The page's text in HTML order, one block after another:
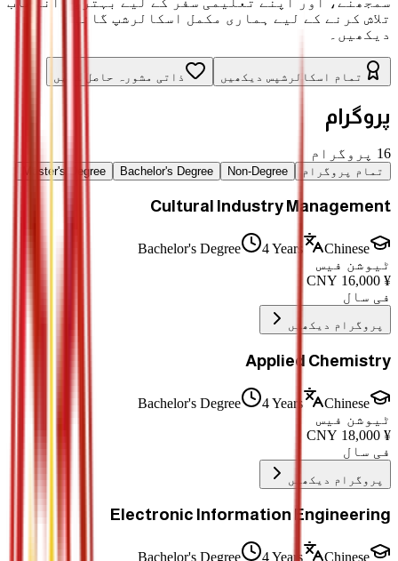
تلاش کرنے کے لیے ہماری مکمل اسکالرشپ گائیڈ
دیکھیں۔
تمام اسکالرشپس دیکھیں ذاتی مشورہ حاصل کریں
پروگرام
16 پروگرام
تمام پروگرام Non-Degree
Bachelor's Degree
Master's Degree
Cultural Industry Management
Bachelor's Degree 4 Years
Chinese
ٹیوشن فیس
¥
16,000
فی سال
پروگرام دیکھیں
Applied Chemistry
Bachelor's Degree 4 Years
Chinese
ٹیوشن فیس
¥
18,000
فی سال
پروگرام دیکھیں
Electronic Information Engineering
Bachelor's Degree 4 Years Chinese